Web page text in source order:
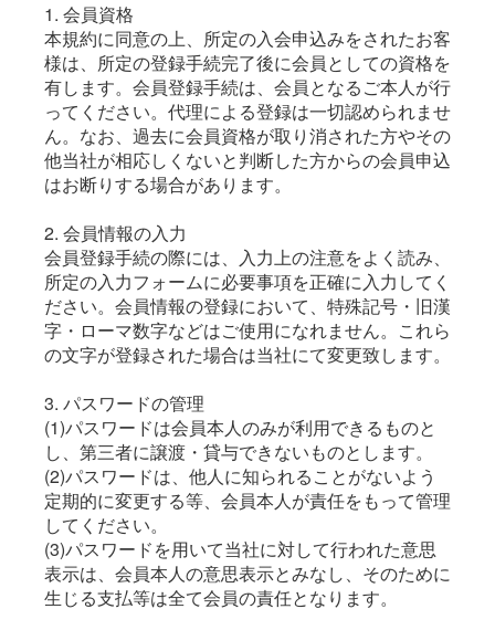
1. 会員資格
本規約に同意の上、所定の入会申込みをされたお客
様は、所定の登録手続完了後に会員としての資格を
有します。会員登録手続は、会員となるご本人が行
ってください。代理による登録は一切認められませ
ん。なお、過去に会員資格が取り消された方やその
他当社が相応しくないと判断した方からの会員申込
はお断りする場合があります。
2. 会員情報の入力
会員登録手続の際には、入力上の注意をよく読み、
所定の入力フォームに必要事項を正確に入力してく
ださい。会員情報の登録において、特殊記号・旧漢
字・ローマ数字などはご使用になれません。これら
の文字が登録された場合は当社にて変更致します。
3. パスワードの管理
(1)パスワードは会員本人のみが利用できるものと
し、第三者に譲渡・貸与できないものとします。
(2)パスワードは、他人に知られることがないよう
定期的に変更する等、会員本人が責任をもって管理
してください。
(3)パスワードを用いて当社に対して行われた意思
表示は、会員本人の意思表示とみなし、そのために
生じる支払等は全て会員の責任となります。